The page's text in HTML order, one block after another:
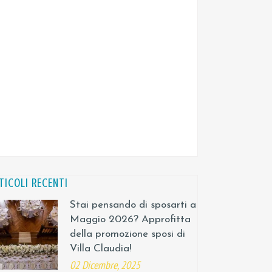
RECENTI
Stai pensando di sposarti a
Maggio 2026? Approfitta
della promozione sposi di
Villa Claudia!
02 Dicembre, 2025